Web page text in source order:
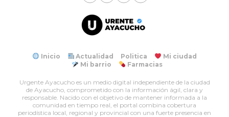
Inicio Actualidad Politica
Mi ciudad
Mi barrio
Farmacias
Urgente Ayacucho es un medio digital independiente de la ciudad
de Ayacucho, comprometido con la información ágil, clara y
responsable. Nacido con el objetivo de mantener informada a la
comunidad en tiempo real, el portal combina cobertura
periodística local, regional y provincial con una fuerte presencia en